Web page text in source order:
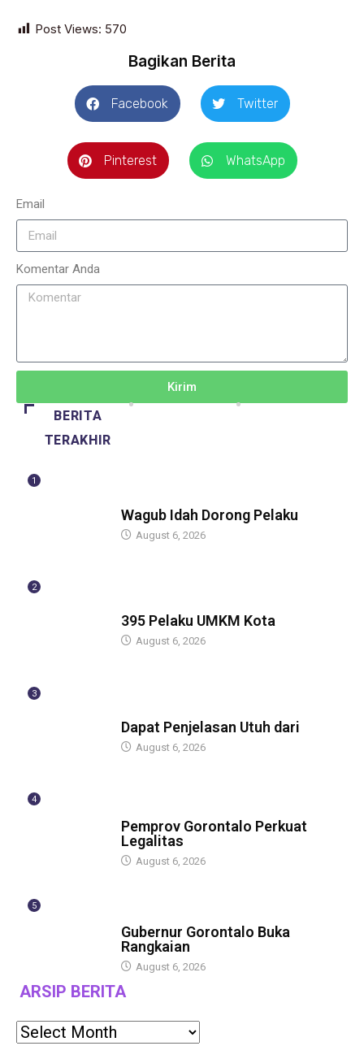
Post Views: 570
Bagikan Berita
Facebook Twitter
Pinterest WhatsApp
Email
Komentar Anda
Kirim
BERITA
TERAKHIR
1
Wagub Idah Dorong Pelaku
August 6, 2026
2
395 Pelaku UMKM Kota
August 6, 2026
3
Dapat Penjelasan Utuh dari
August 6, 2026
4
Pemprov Gorontalo Perkuat
Legalitas
August 6, 2026
5
Gubernur Gorontalo Buka
Rangkaian
August 6, 2026
ARSIP BERITA